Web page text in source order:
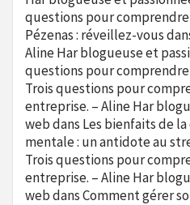
questions pour
Pézenas : réveillez-vous
Aline Har blogueuse et
questions pour
Trois questions pour
entreprise. – Aline Har
webdans Les bienfaits de
mentale : un antidote au
Trois questions pour
entreprise. – Aline Har
webdansComment gérer